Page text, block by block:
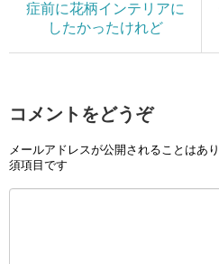
症前に花柄インテリアに
したかったけれど
コメントをどうぞ
メールアドレスが公開されることはあり
須項目です